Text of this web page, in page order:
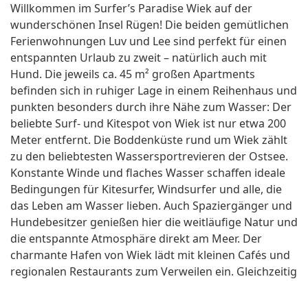
Willkommen im Surfer’s Paradise Wiek auf der
wunderschönen Insel Rügen! Die beiden gemütlichen
Ferienwohnungen Luv und Lee sind perfekt für einen
entspannten Urlaub zu zweit – natürlich auch mit
Hund. Die jeweils ca. 45 m² großen Apartments
befinden sich in ruhiger Lage in einem Reihenhaus und
punkten besonders durch ihre Nähe zum Wasser: Der
beliebte Surf- und Kitespot von Wiek ist nur etwa 200
Meter entfernt. Die Boddenküste rund um Wiek zählt
zu den beliebtesten Wassersportrevieren der Ostsee.
Konstante Winde und flaches Wasser schaffen ideale
Bedingungen für Kitesurfer, Windsurfer und alle, die
das Leben am Wasser lieben. Auch Spaziergänger und
Hundebesitzer genießen hier die weitläufige Natur und
die entspannte Atmosphäre direkt am Meer. Der
charmante Hafen von Wiek lädt mit kleinen Cafés und
regionalen Restaurants zum Verweilen ein. Gleichzeitig